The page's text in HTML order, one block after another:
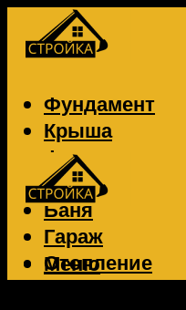
Фундамент
Крыша
Фасад
Забор
Баня
Гараж
Отопление
Вентиляция
Меню